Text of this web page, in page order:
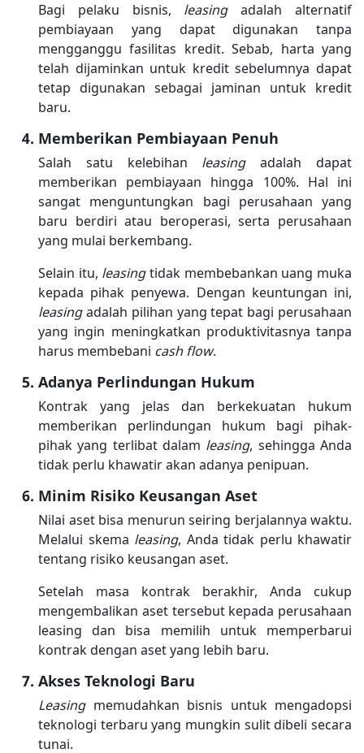
Bagi pelaku bisnis, leasingadalah alternatif
pembiayaan yang dapat digunakan tanpa
mengganggu fasilitas kredit. Sebab, harta yang
telah dijaminkan untuk kredit sebelumnya dapat
tetap digunakan sebagai jaminan untuk kredit
baru.
Memberikan Pembiayaan Penuh
Salah satu kelebihan leasingadalah dapat
memberikan pembiayaan hingga 100%. Hal ini
sangat menguntungkan bagi perusahaan yang
baru berdiri atau beroperasi, serta perusahaan
yang mulai berkembang.
Selain itu, leasingtidak membebankan uang muka
kepada pihak penyewa. Dengan keuntungan ini,
leasingadalah pilihan yang tepat bagi perusahaan
yang ingin meningkatkan produktivitasnya tanpa
harus membebani cash flow.
Adanya Perlindungan Hukum
Kontrak yang jelas dan berkekuatan hukum
memberikan perlindungan hukum bagi pihak-
pihak yang terlibat dalam leasing, sehingga Anda
tidak perlu khawatir akan adanya penipuan.
Minim Risiko Keusangan Aset
Nilai aset bisa menurun seiring berjalannya waktu.
Melalui skema leasing, Anda tidak perlu khawatir
tentang risiko keusangan aset.
Setelah masa kontrak berakhir, Anda cukup
mengembalikan aset tersebut kepada perusahaan
leasing dan bisa memilih untuk memperbarui
kontrak dengan aset yang lebih baru.
Akses Teknologi Baru
Leasing memudahkan bisnis untuk mengadopsi
teknologi terbaru yang mungkin sulit dibeli secara
tunai.